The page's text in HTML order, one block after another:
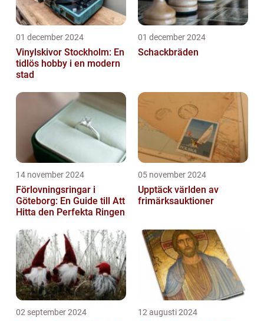
01 december 2024
Vinylskivor Stockholm: En
tidlös hobby i en modern
stad
01 december 2024
Schackbräden
14 november 2024
Förlovningsringar i
Göteborg: En Guide till Att
Hitta den Perfekta Ringen
05 november 2024
Upptäck världen av
frimärksauktioner
02 september 2024 12 augusti 2024